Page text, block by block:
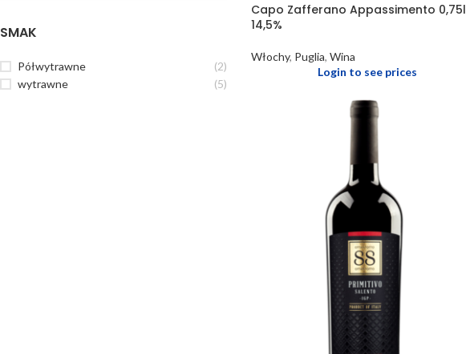
SMAK
Półwytrawne
(2)
wytrawne
(5)
Capo Zafferano Appassimento 0,75l
14,5%
Włochy, Puglia, Wina
Login to see prices